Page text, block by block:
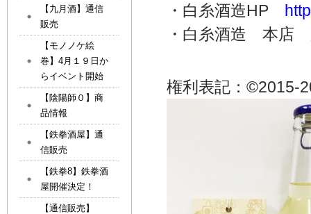
・白糸酒造HP
・白糸酒造 本店
権利表記：©2015-
【九月酒】通信
販売
【モノノケ絵
巻】4月１９日か
らイベント開始
【陰陽師０】商
品情報
【鉄拳酒屋】通
信販売
【鉄拳8】鉄拳酒
屋開催決定！
【通信販売】